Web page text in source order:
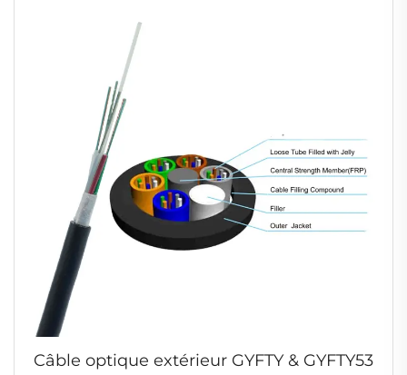
Câble optique extérieur GYFTY & GYFTY53